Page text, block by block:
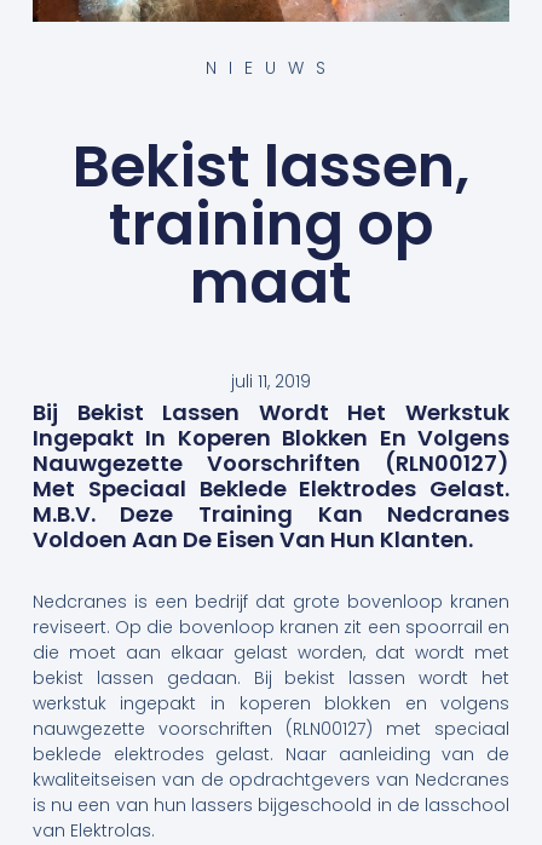
NIEUWS
Bekist lassen,
training op
maat
juli 11, 2019
Bij Bekist Lassen Wordt Het Werkstuk
Ingepakt In Koperen Blokken En Volgens
Nauwgezette Voorschriften (RLN00127)
Met Speciaal Beklede Elektrodes Gelast.
M.b.v. Deze Training Kan Nedcranes
Voldoen Aan De Eisen Van Hun Klanten.
Nedcranes is een bedrijf dat grote bovenloop kranen
reviseert. Op die bovenloop kranen zit een spoorrail en
die moet aan elkaar gelast worden, dat wordt met
bekist lassen gedaan. Bij bekist lassen wordt het
werkstuk ingepakt in koperen blokken en volgens
nauwgezette voorschriften (RLN00127) met speciaal
beklede elektrodes gelast. Naar aanleiding van de
kwaliteitseisen van de opdrachtgevers van Nedcranes
is nu een van hun lassers bijgeschoold in de lasschool
van Elektrolas.